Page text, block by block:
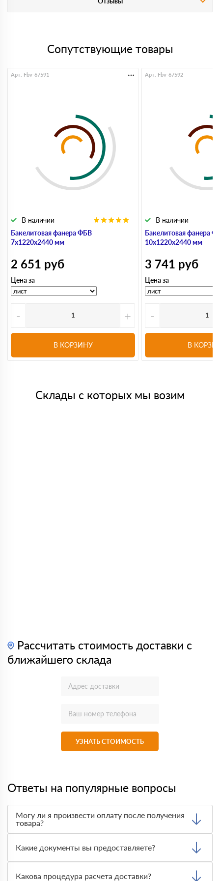
Сопутствующие товары
Бакелитовая фанера ФБВ
7х1220х2440 мм
В наличии
Арт. Fbv-67591
2 651 руб
Цена за
- +
В КОРЗИНУ
Бакелитовая фанера
10х1220х2440 мм
В наличии
Арт. Fbv-67592
3 741 руб
Цена за
-
В
Склады с которых мы возим
Рассчитать стоимость доставки с
ближайшего склада
УЗНАТЬ СТОИМОСТЬ
Ответы на популярные вопросы
Могу ли я произвести оплату после получения
товара?
Тем не менее, если качество полученных вами товаров
неприемлемо, вы можете отказаться от них.
Какие документы вы предоставляете?
как сертификаты подлинности, удостоверения качества
Какова процедура расчета доставки?